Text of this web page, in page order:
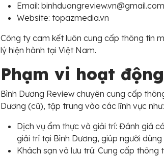
Email: binhduongreview.vn@gmail.com
Website: topazmedia.vn
Công ty cam kết luôn cung cấp thông tin
lý hiện hành tại Việt Nam.
Phạm vi hoạt
Bình Dương Review chuyên cung cấp
Dương (cũ), tập trung vào các lĩnh vực như:
Dịch vụ ẩm thực và giải trí: Đánh giá
giải trí tại Bình Dương, giúp người
Khách sạn và lưu trú: Cung cấp